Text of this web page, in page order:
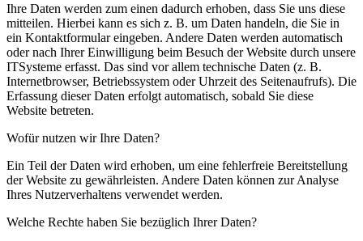
Ihre Daten werden zum einen dadurch erhoben, dass Sie uns diese
mitteilen. Hierbei kann es sich z. B. um Daten handeln, die Sie in
ein Kontaktformular eingeben. Andere Daten werden automatisch
oder nach Ihrer Einwilligung beim Besuch der Website durch unsere
ITSysteme erfasst. Das sind vor allem technische Daten (z. B.
Internetbrowser, Betriebssystem oder Uhrzeit des Seitenaufrufs). Die
Erfassung dieser Daten erfolgt automatisch, sobald Sie diese
Website betreten.
Wofür nutzen wir Ihre Daten?
Ein Teil der Daten wird erhoben, um eine fehlerfreie Bereitstellung
der Website zu gewährleisten. Andere Daten können zur Analyse
Ihres Nutzerverhaltens verwendet werden.
Welche Rechte haben Sie bezüglich Ihrer Daten?